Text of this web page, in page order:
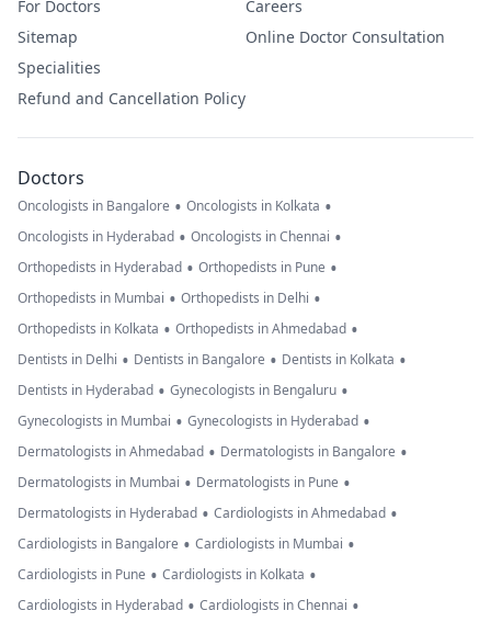
For Doctors
Sitemap
Specialities
Refund and Cancellation Policy
Careers
Online Doctor Consultation
Doctors
Oncologists in Bangalore • Oncologists in Kolkata •
Oncologists in Hyderabad • Oncologists in Chennai •
Orthopedists in Hyderabad • Orthopedists in Pune •
Orthopedists in Mumbai • Orthopedists in Delhi •
Orthopedists in Kolkata • Orthopedists in Ahmedabad •
Dentists in Delhi • Dentists in Bangalore • Dentists in Kolkata •
Dentists in Hyderabad • Gynecologists in Bengaluru •
Gynecologists in Mumbai • Gynecologists in Hyderabad •
Dermatologists in Ahmedabad • Dermatologists in Bangalore •
Dermatologists in Mumbai • Dermatologists in Pune •
Dermatologists in Hyderabad • Cardiologists in Ahmedabad •
Cardiologists in Bangalore • Cardiologists in Mumbai •
Cardiologists in Pune • Cardiologists in Kolkata •
Cardiologists in Hyderabad • Cardiologists in Chennai •